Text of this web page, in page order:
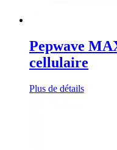
Pepwave
cellulaire
Plus de détails